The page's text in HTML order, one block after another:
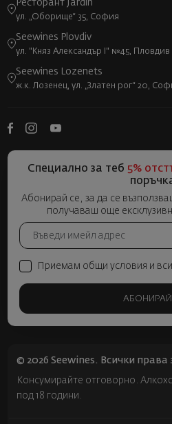
Ресторант Jardin
ул. „Оборище“ 35, София
Seewines Plovdiv
ул. "Княз Александър I" №45, Пловдив
Seewines Lozenets
ж.к. Лозенец, ул. „Златен рог“ 20,
Специално за теб 5%
Абонирай се, за да се
получаваш още
Приемам общи условия и
АБОНИРАЙ
© 2026 Seewines. Всички права
Консумирайте отговорно.
под 18 години.